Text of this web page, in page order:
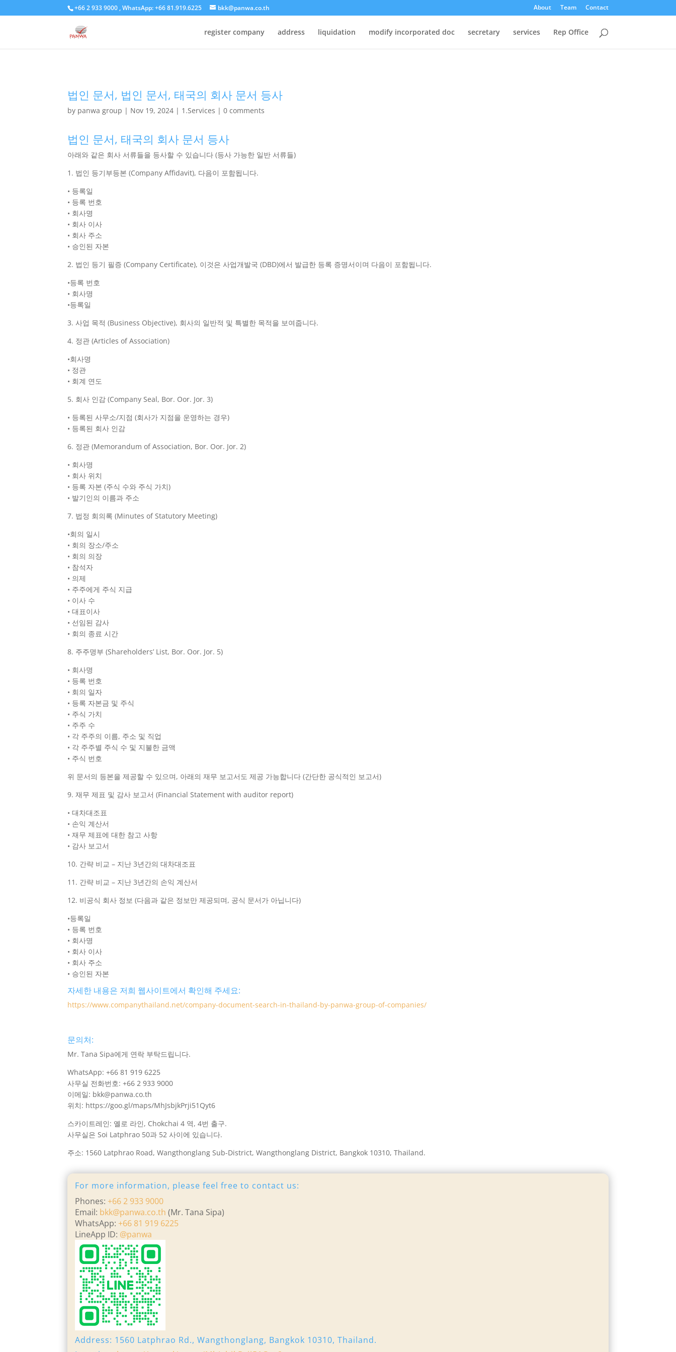
+66 2 933 9000 , WhatsApp: +66 81.919.6225 bkk@panwa.co.th About Team Contact
register company address liquidation modify incorporated doc secretary services Rep Office
법인 문서, 법인 문서, 태국의 회사 문서 등사
by panwa group | Nov 19, 2024 | 1.Services |0 comments
법인 문서, 태국의 회사 문서 등사
아래와 같은 회사 서류들을 등사할 수 있습니다 (등사 가능한 일반 서류들)
1. 법인 등기부등본 (Company Affidavit), 다음이 포함됩니다.
• 등록일
• 등록 번호
• 회사명
• 회사 이사
• 회사 주소
• 승인된 자본
2. 법인 등기 필증 (Company Certificate), 이것은 사업개발국 (DBD)에서 발급한 등록 증명서이며 다음이 포함됩니다.
•등록 번호
• 회사명
•등록일
3. 사업 목적 (Business Objective), 회사의 일반적 및 특별한 목적을 보여줍니다.
4. 정관 (Articles of Association)
•회사명
• 정관
• 회계 연도
5. 회사 인감 (Company Seal, Bor. Oor. Jor. 3)
• 등록된 사무소/지점 (회사가 지점을 운영하는 경우)
• 등록된 회사 인감
6. 정관 (Memorandum of Association, Bor. Oor. Jor. 2)
• 회사명
• 회사 위치
• 등록 자본 (주식 수와 주식 가치)
• 발기인의 이름과 주소
7. 법정 회의록 (Minutes of Statutory Meeting)
•회의 일시
• 회의 장소/주소
• 회의 의장
• 참석자
• 의제
• 주주에게 주식 지급
• 이사 수
• 대표이사
• 선임된 감사
• 회의 종료 시간
8. 주주명부 (Shareholders’ List, Bor. Oor. Jor. 5)
• 회사명
• 등록 번호
• 회의 일자
• 등록 자본금 및 주식
• 주식 가치
• 주주 수
• 각 주주의 이름, 주소 및 직업
• 각 주주별 주식 수 및 지불한 금액
• 주식 번호
위 문서의 등본을 제공할 수 있으며, 아래의 재무 보고서도 제공 가능합니다 (간단한 공식적인 보고서)
9. 재무 제표 및 감사 보고서 (Financial Statement with auditor report)
• 대차대조표
• 손익 계산서
• 재무 제표에 대한 참고 사항
• 감사 보고서
10. 간략 비교 – 지난 3년간의 대차대조표
11. 간략 비교 – 지난 3년간의 손익 계산서
12. 비공식 회사 정보 (다음과 같은 정보만 제공되며, 공식 문서가 아닙니다)
•등록일
• 등록 번호
• 회사명
• 회사 이사
• 회사 주소
• 승인된 자본
자세한 내용은 저희 웹사이트에서 확인해 주세요:
https://www.companythailand.net/company-document-search-in-thailand-by-panwa-group-of-companies/
문의처:
Mr. Tana Sipa에게 연락 부탁드립니다.
WhatsApp: +66 81 919 6225
사무실 전화번호: +66 2 933 9000
이메일: bkk@panwa.co.th
위치: https://goo.gl/maps/MhJsbjkPrji51Qyt6
스카이트레인: 옐로 라인, Chokchai 4 역, 4번 출구.
사무실은 Soi Latphrao 50과 52 사이에 있습니다.
주소: 1560 Latphrao Road, Wangthonglang Sub-District, Wangthonglang District, Bangkok 10310, Thailand.
For more information, please feel free to contact us:
Phones:+66 2 933 9000
Email: bkk@panwa.co.th (Mr. Tana Sipa)
WhatsApp: +66 81 919 6225
LineApp ID: @panwa
Address: 1560 Latphrao Rd., Wangthonglang, Bangkok 10310, Thailand.